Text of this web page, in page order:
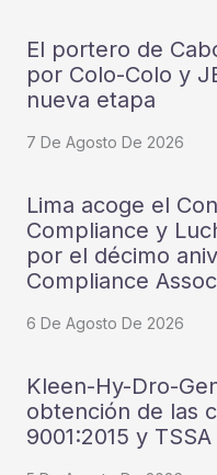
El portero de
por Colo-Colo y
nueva etapa
7 De Agosto De 2026
Lima acoge el
Compliance y
por el décimo
Compliance
6 De Agosto De 2026
Kleen-Hy-Dro-
obtención de las
9001:2015 y TSSA